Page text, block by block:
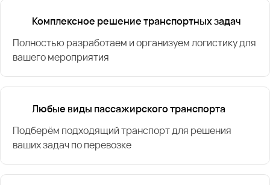
Комплексное решение транспортных задач
Полностью разработаем и организуем логистику для
вашего мероприятия
Любые виды пассажирского транспорта
Подберём подходящий транспорт для решения
ваших задач по перевозке